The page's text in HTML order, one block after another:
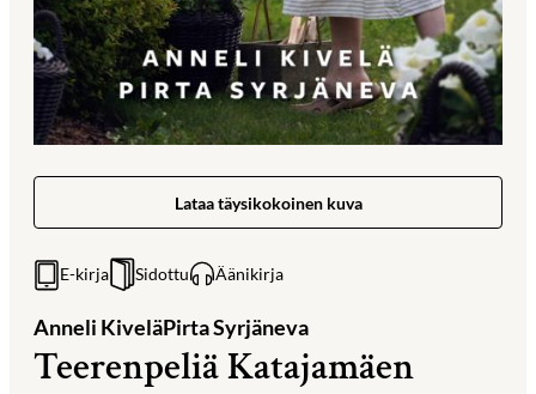
Lataa täysikokoinen kuva
E-kirja Sidottu Äänikirja
Anneli KiveläPirta Syrjäneva
Teerenpeliä Katajamäen